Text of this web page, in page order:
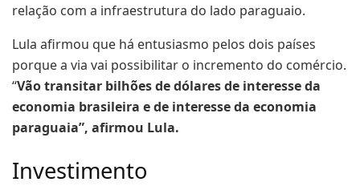
relação com a infraestrutura do lado paraguaio.
Lula afirmou que há entusiasmo pelos dois países
porque a via vai possibilitar o incremento do comércio.
“Vão transitar bilhões de dólares de interesse da
economia brasileira e de interesse da economia
paraguaia”, afirmou Lula.
Investimento